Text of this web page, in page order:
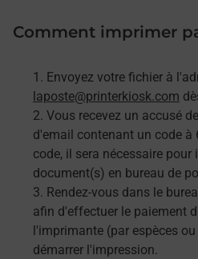
Comment imprimer
Envoyez votre fichier à
laposte@printerkiosk.com
Vous recevez un accusé
d'email contenant un code à
code, il sera nécessaire pour
document(s) en bureau de
Rendez-vous dans le
afin d'effectuer le paiement
l'imprimante (par espèces
démarrer l'impression.